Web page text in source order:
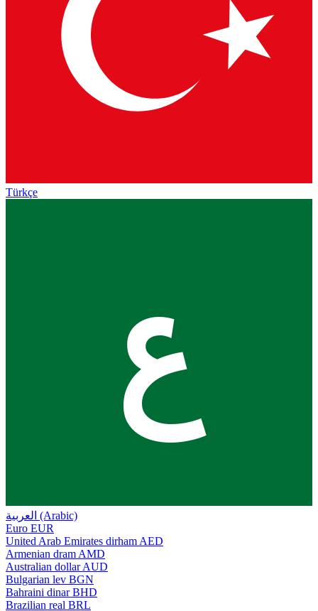
Türkçe
ع
العربية (Arabic)
Euro EUR
United Arab Emirates dirham AED
Armenian dram AMD
Australian dollar AUD
Bulgarian lev BGN
Bahraini dinar BHD
Brazilian real BRL